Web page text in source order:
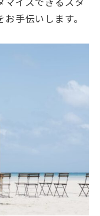
手伝いします。